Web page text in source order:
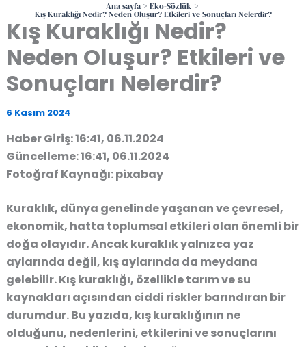
Ana sayfa Eko-Sözlük
Kış Kuraklığı Nedir? Neden Oluşur? Etkileri ve Sonuçları Nelerdir?
Kış Kuraklığı Nedir?
Neden Oluşur? Etkileri ve
Sonuçları Nelerdir?
6 Kasım 2024
Haber Giriş: 16:41, 06.11.2024
Güncelleme: 16:41, 06.11.2024
Fotoğraf Kaynağı: pixabay
Kuraklık, dünya genelinde yaşanan ve çevresel,
ekonomik, hatta toplumsal etkileri olan önemli bir
doğa olayıdır. Ancak kuraklık yalnızca yaz
aylarında değil, kış aylarında da meydana
gelebilir.Kış kuraklığı, özellikle tarım ve su
kaynakları açısından ciddi riskler barındıran bir
durumdur. Bu yazıda, kış kuraklığının ne
olduğunu, nedenlerini, etkilerini ve sonuçlarını